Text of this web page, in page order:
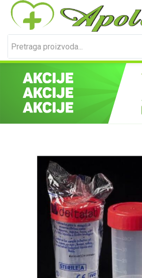
Prijavite se
Unesite svoje korisničko ime i lozinku za
Zapamti me